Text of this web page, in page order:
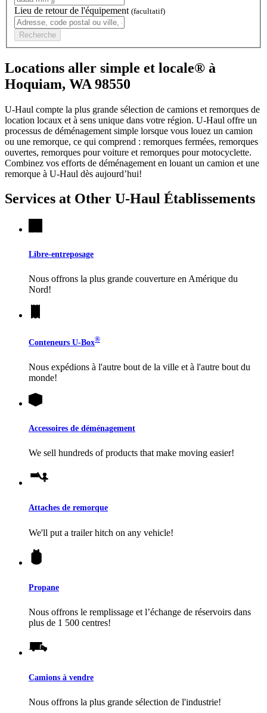
Lieu de retour de l'équipement (facultatif)
Recherche
Locations aller simple et locale® à
Hoquiam, WA 98550
U-Haul compte la plus grande sélection de camions et remorques de
location locaux et à sens unique dans votre région. U-Haul offre un
processus de déménagement simple lorsque vous louez un camion
ou une remorque, ce qui comprend : remorques fermées, remorques
ouvertes, remorques pour voiture et remorques pour motocyclette.
Combinez vos efforts de déménagement en louant un camion et une
remorque à U-Haul dès aujourd’hui!
Services at Other U-Haul Établissements
Libre-entreposage
Nous offrons la plus grande couverture en Amérique du
Nord!
Conteneurs U-Box®
Nous expédions à l'autre bout de la ville et à l'autre bout du
monde!
Accessoires de déménagement
We sell hundreds of products that make moving easier!
Attaches de remorque
We'll put a trailer hitch on any vehicle!
Propane
Nous offrons le remplissage et l’échange de réservoirs dans
plus de 1 500 centres!
Camions à vendre
Nous offrons la plus grande sélection de l'industrie!